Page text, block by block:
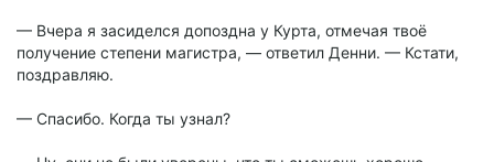
— Вчера я засиделся допоздна у Курта, отмечая твоё
получение степени магистра, — ответил Денни. — Кстати,
поздравляю.
— Спасибо. Когда ты узнал?